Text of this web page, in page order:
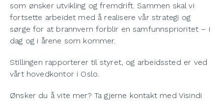
som ønsker utvikling og fremdrift. Sammen skal vi
fortsette arbeidet med å realisere vår strategi og
sørge for at brannvern forblir en samfunnsprioritet – i
dag og i årene som kommer.
Stillingen rapporterer til styret, og arbeidssted er ved
vårt hovedkontor i Oslo.
Ønsker du å vite mer? Ta gjerne kontakt med Visindi